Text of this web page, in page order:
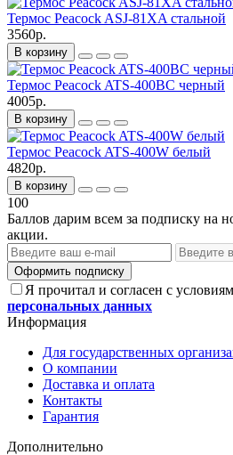
Термос Peacock ASJ-81XA стальной
3560р.
В корзину
Термос Peacock ATS-400BC черный
4005р.
В корзину
Термос Peacock ATS-400W белый
4820р.
В корзину
100
Баллов дарим всем за подписку на
акции.
Оформить подписку
Я прочитал и согласен с
персональных данных
Информация
Для государственных
О компании
Доставка и оплата
Контакты
Гарантия
Дополнительно